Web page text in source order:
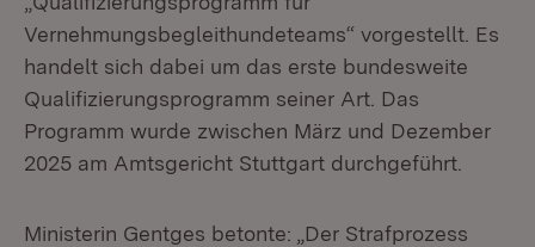
Vernehmungsbegleithundeteams“ vorgestellt. Es
handelt sich dabei um das erste bundesweite
Qualifizierungsprogramm seiner Art. Das
Programm wurde zwischen März und Dezember
2025 am Amtsgericht Stuttgart durchgeführt.
Ministerin Gentges betonte: „Der Strafprozess